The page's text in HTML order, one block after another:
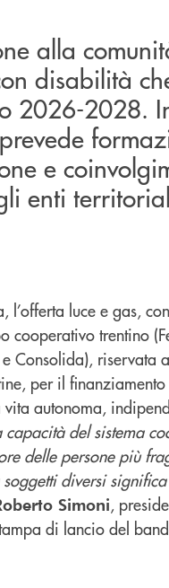
alla
disabilità
2026-2028.
e
enti
luce e gas,
trentino
Consolida), riservata
per il
autonoma,
del sistema
delle persone più
diversi
Simoni,
di lancio del